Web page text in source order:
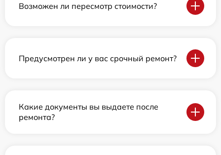
Возможен ли пересмотр стоимости?
Предусмотрен ли у вас срочный ремонт?
Какие документы вы выдаете после
ремонта?